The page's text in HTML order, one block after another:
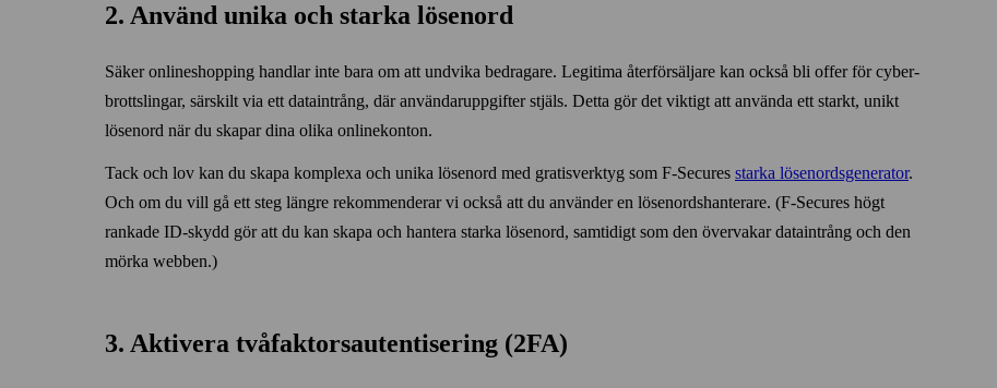
2. Använd unika och starka lösenord
Säker online­shopping handlar inte bara om att undvika bedragare. Legitima åter­försäljare kan också bli offer för cyber­
brottslingar, särskilt via ett dataintrång, där användaruppgifter stjäls. Detta gör det viktigt att använda ett starkt, unikt
lösenord när du skapar dina olika onlinekonton.
Tack och lov kan du skapa komplexa och unika lösenord med gratis­verktyg som F‑Secures starka lösenords­generator.
Och om du vill gå ett steg längre rekommenderar vi också att du använder en lösenords­hanterare. (F‑Secures högt
rankade ID‑skydd gör att du kan skapa och hantera starka lösenord, samtidigt som den över­vakar dataintrång och den
mörka webben.)
3. Aktivera två­faktors­autentisering (2FA)